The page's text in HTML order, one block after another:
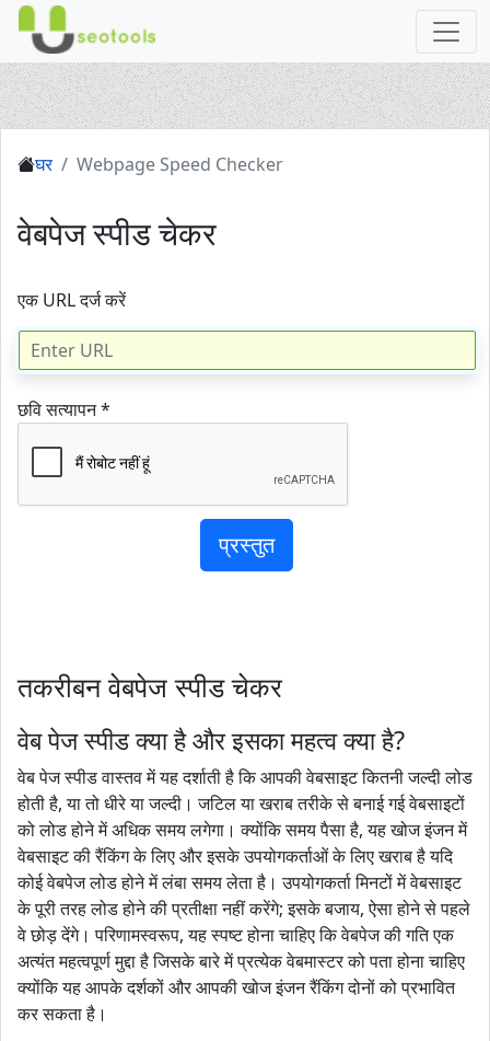
घर Webpage Speed Checker
वेबपेज स्पीड चेकर
एक URL दर्ज करें
छवि सत्यापन *
तकरीबन वेबपेज स्पीड चेकर
वेब पेज स्पीड क्या है और इसका महत्व क्या है?
वेब पेज स्पीड वास्तव में यह दर्शाती है कि आपकी वेबसाइट कितनी जल्दी लोड
होती है, या तो धीरे या जल्दी। जटिल या खराब तरीके से बनाई गई वेबसाइटों
को लोड होने में अधिक समय लगेगा। क्योंकि समय पैसा है, यह खोज इंजन में
वेबसाइट की रैंकिंग के लिए और इसके उपयोगकर्ताओं के लिए खराब है यदि
कोई वेबपेज लोड होने में लंबा समय लेता है। उपयोगकर्ता मिनटों में वेबसाइट
के पूरी तरह लोड होने की प्रतीक्षा नहीं करेंगे; इसके बजाय, ऐसा होने से पहले
वे छोड़ देंगे। परिणामस्वरूप, यह स्पष्ट होना चाहिए कि वेबपेज की गति एक
अत्यंत महत्वपूर्ण मुद्दा है जिसके बारे में प्रत्येक वेबमास्टर को पता होना चाहिए
क्योंकि यह आपके दर्शकों और आपकी खोज इंजन रैंकिंग दोनों को प्रभावित
कर सकता है।